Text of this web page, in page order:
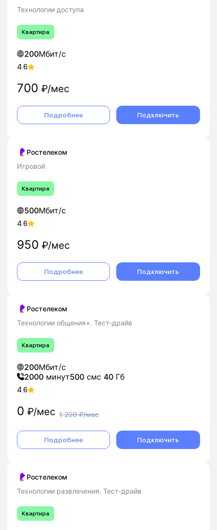
Технологии доступа
Квартира
200Мбит/с
4.6
700 ₽/мес
Подробнее Подключить
Ростелеком
Игровой
Квартира
500Мбит/с
4.6
950 ₽/мес
Подробнее Подключить
Ростелеком
Технологии общения+. Тест-драйв
Квартира
200Мбит/с
2000 минут500 смс 40 Гб
4.6
0 ₽/мес 1 200₽/мес
Подробнее Подключить
Ростелеком
Технологии развлечения. Тест-драйв
Квартира